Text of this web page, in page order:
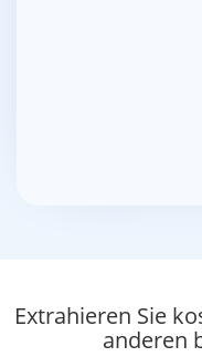
Extrahieren Sie
anderen